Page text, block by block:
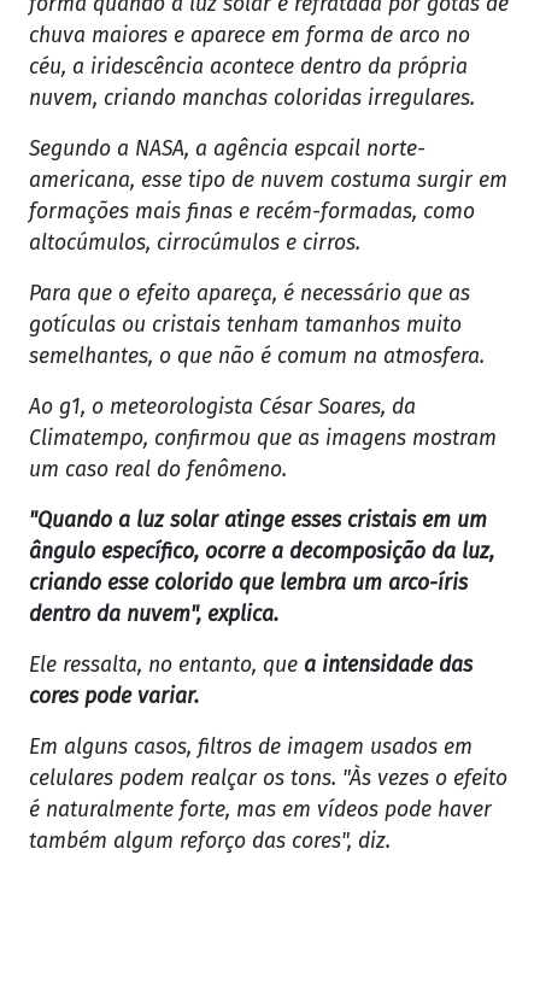
chuva maiores e aparece em forma de arco no
céu, a iridescência acontece dentro da própria
nuvem, criando manchas coloridas irregulares.
Segundo a NASA, a agência espcail norte-
americana, esse tipo de nuvem costuma surgir em
formações mais finas e recém-formadas, como
altocúmulos, cirrocúmulos e cirros.
Para que o efeito apareça, é necessário que as
gotículas ou cristais tenham tamanhos muito
semelhantes, o que não é comum na atmosfera.
Ao g1, o meteorologista César Soares, da
Climatempo, confirmou que as imagens mostram
um caso real do fenômeno.
"Quando a luz solar atinge esses cristais em um
ângulo específico, ocorre a decomposição da luz,
criando esse colorido que lembra um arco-íris
dentro da nuvem", explica.
Ele ressalta, no entanto, que a intensidade das
cores pode variar.
Em alguns casos, filtros de imagem usados em
celulares podem realçar os tons. "Às vezes o efeito
é naturalmente forte, mas em vídeos pode haver
também algum reforço das cores", diz.